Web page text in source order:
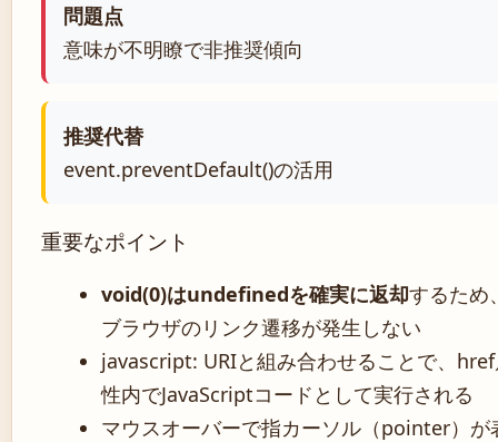
問題点
意味が不明瞭で非推奨傾向
推奨代替
event.preventDefault()の活用
重要なポイント
void(0)はundefinedを確実に返却するため
ブラウザのリンク遷移が発生しない
javascript: URIと組み合わせることで、
性内でJavaScriptコードとして実行される
マウスオーバーで指カーソル（pointer）が